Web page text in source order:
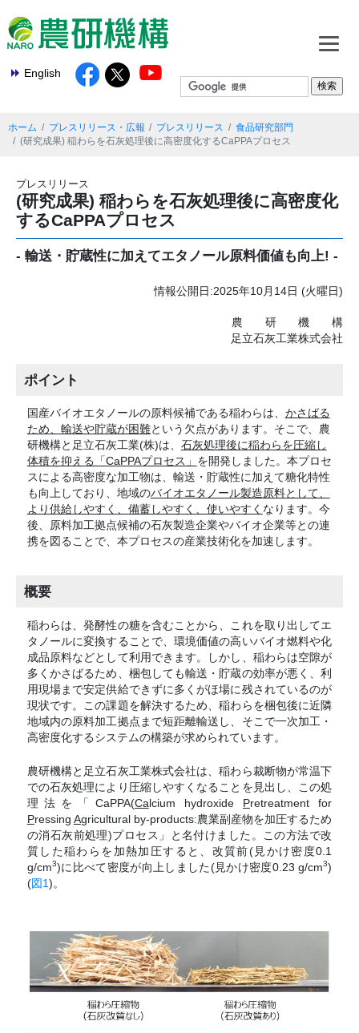
English
ホーム プレスリリース・広報 プレスリリース
食品研究部門
(研究成果) 稲わらを石灰処理後に高密度化するCaPPAプロセス
プレスリリース
(研究成果) 稲わらを石灰処理後に高密度化
するCaPPAプロセス
- 輸送・貯蔵性に加えてエタノール原料価値も向上! -
情報公開日:2025年10月14日 (火曜日)
農研機 構
足立石灰工業株式会社
ポイント
国産バイオエタノールの原料候補である稲わらは、 かさばる
ため、輸送や貯蔵が困難という欠点があります。そこで、農
研機構と足立石灰工業(株)は、 石灰処理後に稲わらを圧縮し
体積を抑える「CaPPAプロセス」 を開発しました。本プロセ
スによる高密度な加工物は、輸送・貯蔵性に加えて糖化特性
も向上しており、地域のバイオエタノール製造原料として、
より供給しやすく、備蓄しやすく、使いやすく なります。今
後、原料加工拠点候補の石灰製造企業やバイオ企業等との連
携を図ることで、本プロセスの産業技術化を加速します。
概要
稲わらは、発酵性の糖を含むことから、これを取り出してエ
タノールに変換することで、環境価値の高いバイオ燃料や化
成品原料などとして利用できます。しかし、稲わらは空隙が
多くかさばるため、梱包しても輸送・貯蔵の効率が悪く、利
用現場まで安定供給できずに多くがほ場に残されているのが
現状です。この課題を解決するため、稲わらを梱包後に近隣
地域内の原料加工拠点まで短距離輸送し、そこで一次加工・
高密度化するシステムの構築が求められています。
農研機構と足立石灰工業株式会社は、稲わら裁断物が常温下
での石灰処理により圧縮しやすくなることを見出し、この処
理法を「CaPPA(Calcium hydroxide Pretreatment for
Pressing Agricultural by-products:農業副産物を加圧するため
の消石灰前処理)プロセス」と名付けました。この方法で改
質した稲わらを加熱加圧すると、改質前(見かけ密度0.1
g/cm3)に比べて密度が向上しました(見かけ密度0.23 g/cm3)
(図1)。